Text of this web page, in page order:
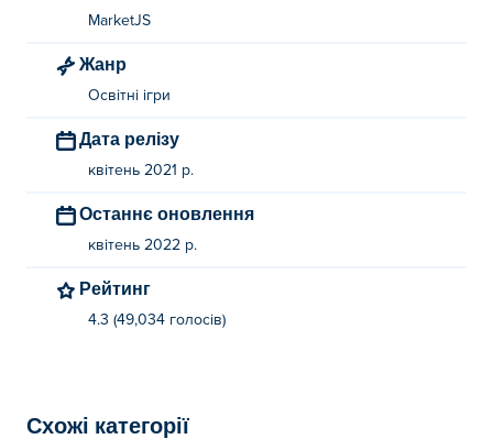
MarketJS
Жанр
Освітні ігри
Дата релізу
квітень 2021 р.
Останнє оновлення
квітень 2022 р.
Рейтинг
4.3 (49,034 голосів)
Схожі категорії